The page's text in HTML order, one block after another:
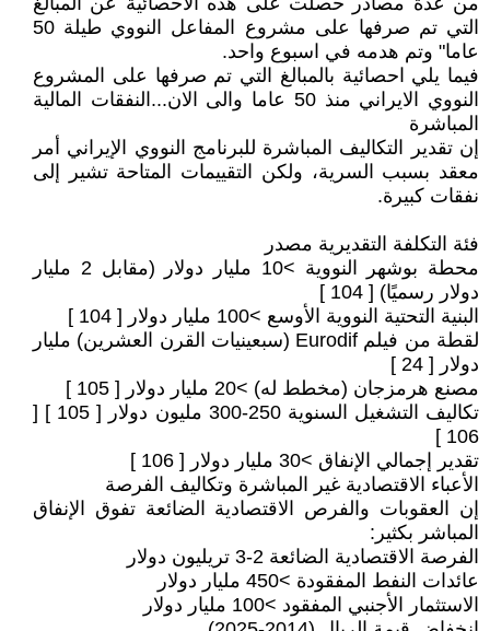
التي تم صرفها على مشروع المفاعل النووي طيلة 50
عاما" وتم هدمه في اسبوع واحد.
فيما يلي احصائية بالمبالغ التي تم صرفها على المشروع
النووي الايراني منذ 50 عاما والى الان...النفقات المالية
المباشرة
إن تقدير التكاليف المباشرة للبرنامج النووي الإيراني أمر
معقد بسبب السرية، ولكن التقييمات المتاحة تشير إلى
نفقات كبيرة.
فئة التكلفة التقديرية مصدر
محطة بوشهر النووية >10 مليار دولار (مقابل 2 مليار
دولار رسميًا) [ 104 ]
البنية التحتية النووية الأوسع >100 مليار دولار [ 104 ]
لقطة من فيلم Eurodif (سبعينيات القرن العشرين) مليار
دولار [ 24 ]
مصنع هرمزجان (مخطط له) >20 مليار دولار [ 105 ]
تكاليف التشغيل السنوية 250-300 مليون دولار [ 105 ] [
106 ]
تقدير إجمالي الإنفاق >30 مليار دولار [ 106 ]
الأعباء الاقتصادية غير المباشرة وتكاليف الفرصة
إن العقوبات والفرص الاقتصادية الضائعة تفوق الإنفاق
المباشر بكثير:
الفرصة الاقتصادية الضائعة 2-3 تريليون دولار
عائدات النفط المفقودة >450 مليار دولار
الاستثمار الأجنبي المفقود >100 مليار دولار